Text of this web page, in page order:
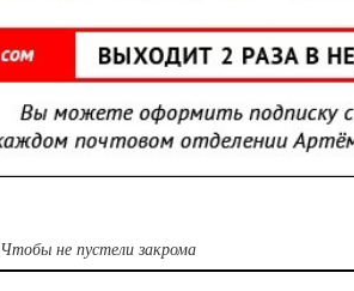
Чтобы не пустели закрома